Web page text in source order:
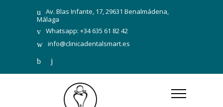
Av. Blas Infante, 17, 29631 Benalmádena,
Málaga
Whatsapp: +34 635 61 82 42
info@clinicadentalsmart.es